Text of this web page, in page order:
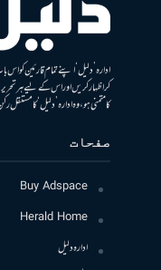
ادارہ ’دلیل‘ اپنے تمام قارئین کو
کر اظہار کریں اور اس کے لیے ہر
کا متمنی ہو، وہ ادارہ ’دلیل‘ کا
صفحات
Buy Adspace
Herald Home
ادارہ دلیل